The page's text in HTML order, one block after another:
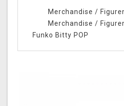
Merchandise /
Merchandise /
Funko Bitty POP